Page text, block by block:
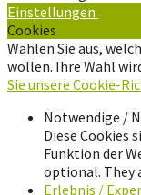
Einstellungen
Cookies
Wählen Sie aus,
wollen. Ihre Wahl
Sie unsere Cookie-
Notwendige /
Diese Cookies
Funktion der
optional. They
Erlebnis /